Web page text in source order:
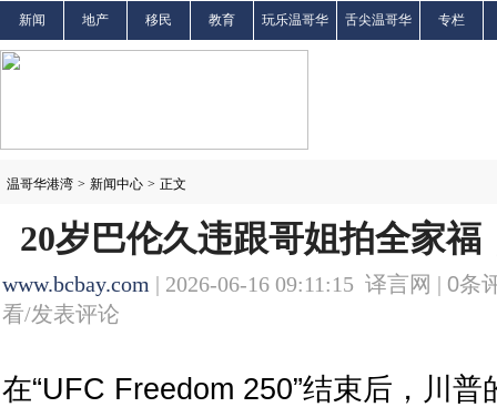
新闻 地产 移民 教育 玩乐温哥华 舌尖温哥华 专栏
温哥华港湾 > 新闻中心 > 正文
20岁巴伦久违跟哥姐拍全家福
www.bcbay.com | 2026-06-16 09:11:15 译言网 | 0条
看/发表评论
在“UFC Freedom 250”结束后，川